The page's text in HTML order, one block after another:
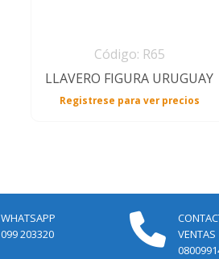
Código: R65
LLAVERO FIGURA URUGUAY
Registrese para ver precios
WHATSAPP
099 203320
VENTAS